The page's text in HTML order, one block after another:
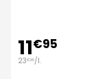
11€95
23€90/l.